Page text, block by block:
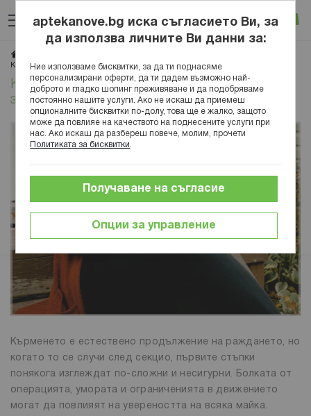
към
съдържанието
Вход
Кърмене след секцио - практични съвети за лесен старт
Кърмене след секцио - практични съвети
за лесен старт
Кърменето е естествено продължение на раждането, но
когато то се случи след секцио, първите стъпки
понякога изглеждат по-сложни и несигурни. Болката от
операцията, умората и ограниченията в движението
могат да повлияят на увереността на всяка майка.
aptekanove.bg иска съгласието Ви, за
да използва личните Ви данни за:
Ние използваме бисквитки, за да ти поднасяме
персонализирани оферти, да ти дадем възможно най-
доброто и гладко шопинг преживяване и да подобряваме
постоянно нашите услуги. Ако не искаш да приемеш
опционалните бисквитки по-долу, това ще е жалко, защото
може да повлияе на качеството на поднесените услуги при
нас. Ако искаш да разбереш повече, молим, прочети
Политиката за бисквитки
Опции за управление
Получаване на съгласие